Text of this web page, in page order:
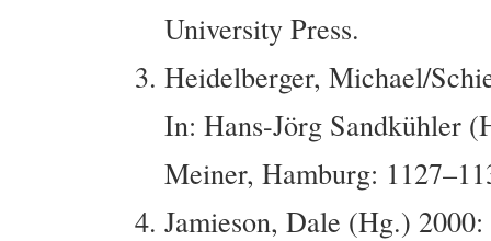
University Press.
Heidelberger, Michael/
In: Hans-Jörg Sandkühler
Meiner, Hamburg:
Jamieson, Dale (Hg.)